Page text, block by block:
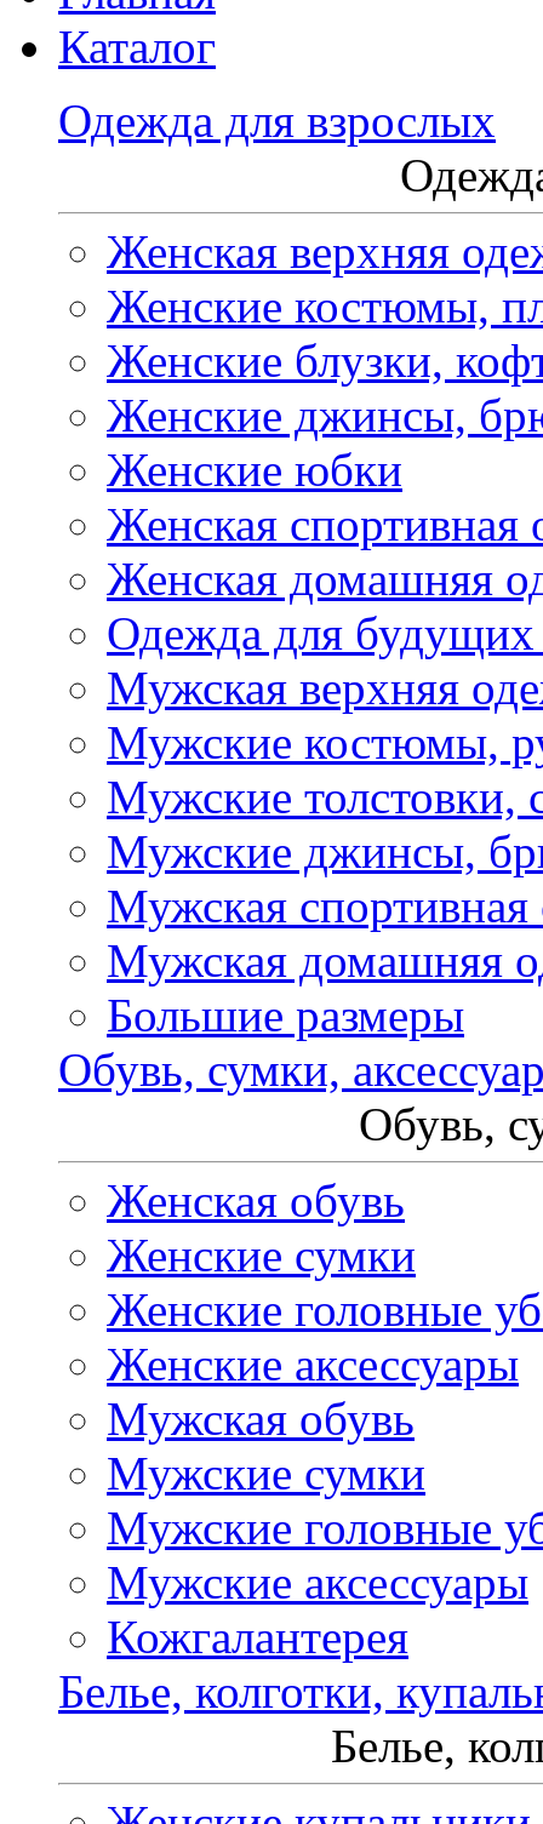
Каталог
Одежда для взрослых
Женская верхняя
Женские костюмы,
Женские блузки,
Женские джинсы,
Женские юбки
Женская спортивная
Женская домашняя
Одежда для
Мужская верхняя
Мужские костюмы,
Мужские толстовки,
Мужские джинсы,
Мужская спортивная
Мужская домашняя
Большие размеры
Обувь, сумки,
Обувь,
Женская обувь
Женские сумки
Женские головные
Женские аксессуары
Мужская обувь
Мужские сумки
Мужские головные
Мужские аксессуары
Кожгалантерея
Белье, колготки,
Белье,